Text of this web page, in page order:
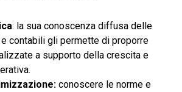
: la sua conoscenza diffusa delle
contabili gli permette di proporre
a supporto della crescita e
conoscere le norme e